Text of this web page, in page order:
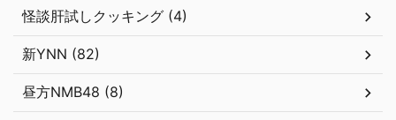
怪談肝試しクッキング (4)
新YNN (82)
昼方NMB48 (8)